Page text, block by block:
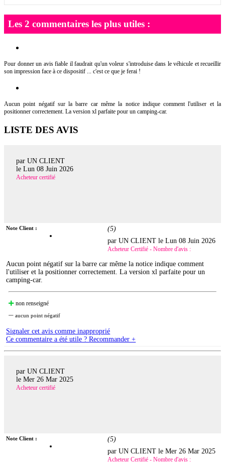
Les 2 commentaires les plus utiles :
Pour donner un avis fiable il faudrait qu'un voleur s'introduise dans le véhicule et recueillir
son impression face à ce dispositif ... c'est ce que je ferai !
Aucun point négatif sur la barre car même la notice indique comment l'utiliser et la
positionner correctement. La version xl parfaite pour un camping-car.
LISTE DES AVIS
par UN CLIENT
le Lun 08 Juin 2026
Acheteur certifié
Note Client : (5)
par UN CLIENT leLun 08 Juin 2026
Acheteur Certifié - Nombre d'avis :
Aucun point négatif sur la barre car même la notice indique comment
l'utiliser et la positionner correctement. La version xl parfaite pour un
camping-car.
non renseigné
aucun point négatif
Signaler cet avis comme inapproprié
Ce commentaire a été utile ? Recommander +
par UN CLIENT
le Mer 26 Mar 2025
Acheteur certifié
Note Client : (5)
par UN CLIENT leMer 26 Mar 2025
Acheteur Certifié - Nombre d'avis :